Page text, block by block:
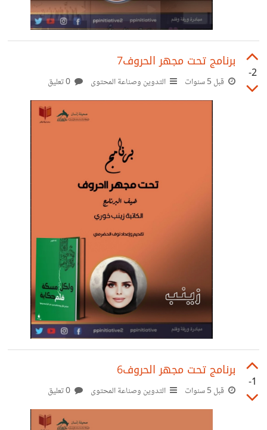
-2
برنامج تحت مجهر الحروف7
قبل 5 سنوات التدوين وصناعة المحتوى
-1
برنامج تحت مجهر الحروف6
قبل 5 سنوات التدوين وصناعة المحتوى